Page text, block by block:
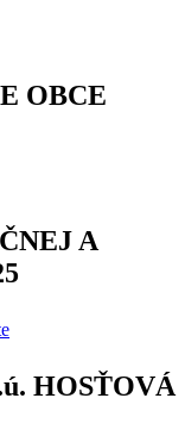
OBCE
A
HOSŤOVÁ